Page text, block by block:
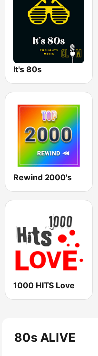
It's 80s
Rewind 2000's
1000 HITS Love
80s ALIVE